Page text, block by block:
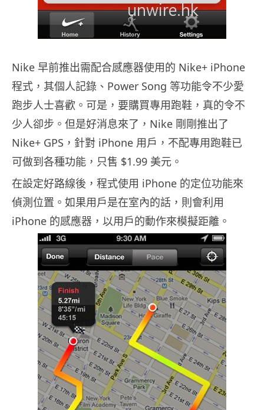
Nike 早前推出需配合感應器使用的 Nike+ iPhone
程式，其個人記錄、Power Song 等功能令不少愛
跑步人士喜歡。可是，要購買專用跑鞋，真的令不
少人卻步。但是好消息來了，Nike 剛剛推出了
Nike+ GPS，針對 iPhone 用戶，不配專用跑鞋已
可做到各種功能，只售 $1.99 美元。
在設定好路線後，程式使用 iPhone 的定位功能來
偵測位置。如果用戶是在室內的話，則會利用
iPhone 的感應器，以用戶的動作來模擬距離。